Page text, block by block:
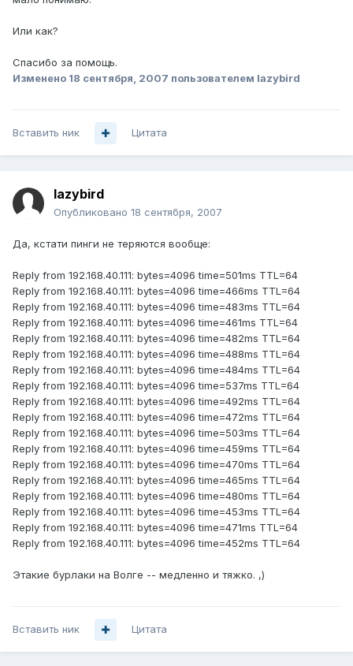
Или как?
Спасибо за помощь.
Изменено 18 сентября, 2007 пользователем lazybird
Вставить ник Цитата
lazybird
Опубликовано 18 сентября, 2007
Да, кстати пинги не теряются вообще:
Reply from 192.168.40.111: bytes=4096 time=501ms TTL=64
Reply from 192.168.40.111: bytes=4096 time=466ms TTL=64
Reply from 192.168.40.111: bytes=4096 time=483ms TTL=64
Reply from 192.168.40.111: bytes=4096 time=461ms TTL=64
Reply from 192.168.40.111: bytes=4096 time=482ms TTL=64
Reply from 192.168.40.111: bytes=4096 time=488ms TTL=64
Reply from 192.168.40.111: bytes=4096 time=484ms TTL=64
Reply from 192.168.40.111: bytes=4096 time=537ms TTL=64
Reply from 192.168.40.111: bytes=4096 time=492ms TTL=64
Reply from 192.168.40.111: bytes=4096 time=472ms TTL=64
Reply from 192.168.40.111: bytes=4096 time=503ms TTL=64
Reply from 192.168.40.111: bytes=4096 time=459ms TTL=64
Reply from 192.168.40.111: bytes=4096 time=470ms TTL=64
Reply from 192.168.40.111: bytes=4096 time=465ms TTL=64
Reply from 192.168.40.111: bytes=4096 time=480ms TTL=64
Reply from 192.168.40.111: bytes=4096 time=453ms TTL=64
Reply from 192.168.40.111: bytes=4096 time=471ms TTL=64
Reply from 192.168.40.111: bytes=4096 time=452ms TTL=64
Этакие бурлаки на Волге -- медленно и тяжко. ,)
Вставить ник Цитата